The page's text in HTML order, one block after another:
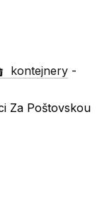
kontejnery -
Za Poštovskou